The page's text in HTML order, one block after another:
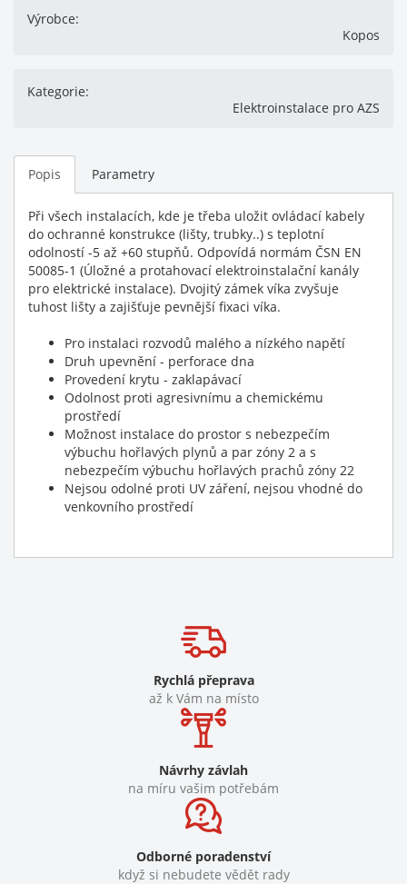
Výrobce:
Kopos
Kategorie:
Elektroinstalace pro AZS
Popis Parametry
Při všech instalacích, kde je třeba uložit ovládací kabely
do ochranné konstrukce (lišty, trubky..) s teplotní
odolností -5 až +60 stupňů. Odpovídá normám ČSN EN
50085-1 (Úložné a protahovací elektroinstalační kanály
pro elektrické instalace). Dvojitý zámek víka zvyšuje
tuhost lišty a zajišťuje pevnější fixaci víka.
Pro instalaci rozvodů malého a nízkého napětí
Druh upevnění - perforace dna
Provedení krytu - zaklapávací
Odolnost proti agresivnímu a chemickému
prostředí
Možnost instalace do prostor s nebezpečím
výbuchu hořlavých plynů a par zóny 2 a s
nebezpečím výbuchu hořlavých prachů zóny 22
Nejsou odolné proti UV záření, nejsou vhodné do
venkovního prostředí
Rychlá přeprava
až k Vám na místo
Návrhy závlah
na míru vašim potřebám
Odborné poradenství
když si nebudete vědět rady